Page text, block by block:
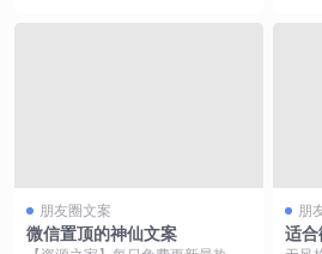
朋友圈文案
微信置顶的神仙文案
朋
适合